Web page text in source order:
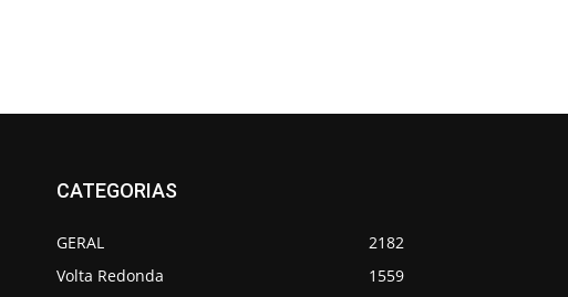
CATEGORIAS
GERAL
2182
Volta Redonda
1559